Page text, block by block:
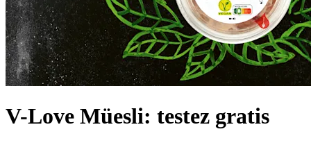
V-Love Müesli: testez gratis